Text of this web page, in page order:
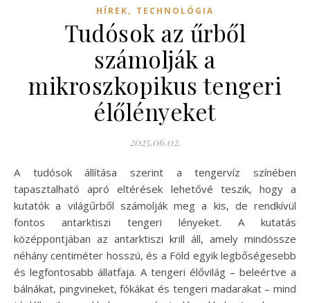
HÍREK, TECHNOLÓGIA
Tudósok az űrből
számolják a
mikroszkopikus tengeri
élőlényeket
2025.06.02.
A tudósok állítása szerint a tengervíz színében
tapasztalható apró eltérések lehetővé teszik, hogy a
kutatók a világűrből számolják meg a kis, de rendkívül
fontos antarktiszi tengeri lényeket. A kutatás
középpontjában az antarktiszi krill áll, amely mindössze
néhány centiméter hosszú, és a Föld egyik legbőségesebb
és legfontosabb állatfaja. A tengeri élővilág – beleértve a
bálnákat, pingvineket, fókákat és tengeri madarakat – mind